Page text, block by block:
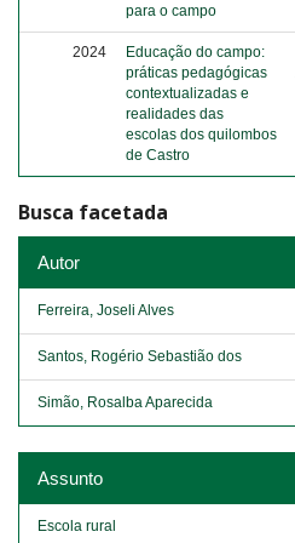
para o campo
2024
Educação do campo:
práticas pedagógicas
contextualizadas e
realidades das
escolas dos quilombos
de Castro
Busca facetada
Autor
Ferreira, Joseli Alves
Santos, Rogério Sebastião dos
Simão, Rosalba Aparecida
Assunto
Escola rural